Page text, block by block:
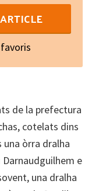
de la prefectura
cotelats dins
òrra dralha
e
una dralha